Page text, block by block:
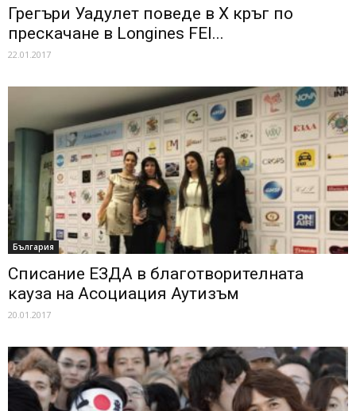
Грегъри Уадулет поведе в Х кръг по
прескачане в Longines FEI...
22.01.2017
България
Списание ЕЗДА в благотворителната
кауза на Асоциация Аутизъм
20.01.2017